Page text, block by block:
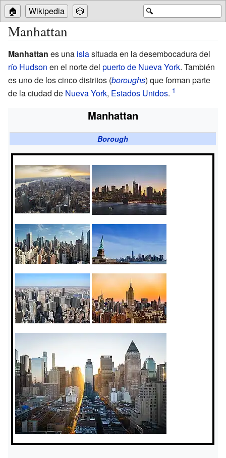
🔍
🏠 Wikipedia 🎲
Manhattan
Manhattan es una islasituada en la desembocadura del
río Hudson en el norte del puerto de Nueva York. También
es uno de los cinco distritos (boroughs) que forman parte
de la ciudad de Nueva York, Estados Unidos.
Manhattan
Borough